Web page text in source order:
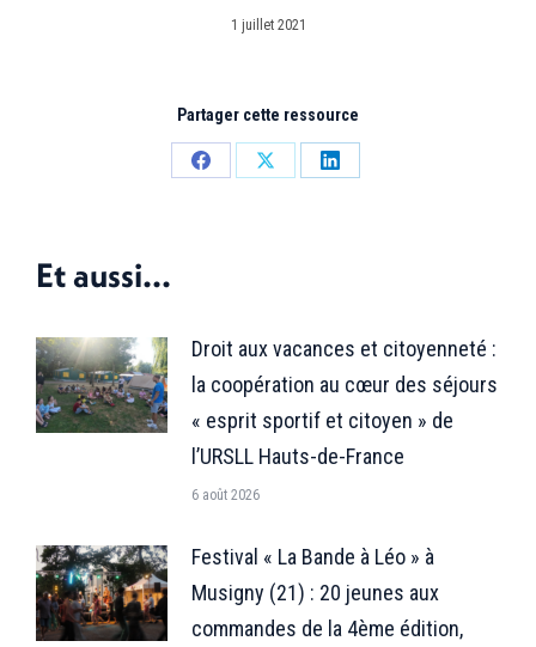
1 juillet 2021
Partager cette ressource
PartagerPartagerPartager
Et aussi...
Droit aux vacances et citoyenneté :
la coopération au cœur des séjours
« esprit sportif et citoyen » de
l’URSLL Hauts-de-France
6 août 2026
Festival « La Bande à Léo » à
Musigny (21) : 20 jeunes aux
commandes de la 4ème édition,